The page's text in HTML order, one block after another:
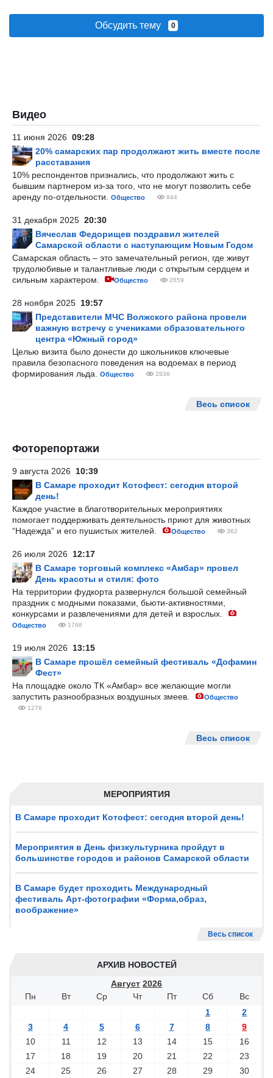
МЕРОПРИЯТИЯ
В Самаре проходит Котофест: сегодня второй день!
Мероприятия в День физкультурника пройдут в
большинстве городов и районов Самарской области
В Самаре будет проходить Международный
фестиваль Арт-фотографии «Форма,образ,
воображение»
Весь список
АРХИВ НОВОСТЕЙ
Август 2026
Пн
Вт Ср Чт Пт Сб
Вс
1
2
3
4 5 6 7 8
9
10
11 12 13 14 15
16
17
18 19 20 21 22
23
24
25 26 27 28 29 30
Обсудить тему 0
Видео
11 июня 2026 09:28
20% самарских пар продолжают жить вместе после
расставания
10% респондентов признались, что продолжают жить с
бывшим партнером из-за того, что не могут позволить себе
аренду по-отдельности.
Общество 844
31 декабря 2025 20:30
Вячеслав Федорищев поздравил жителей
Самарской области с наступающим Новым Годом
Самарская область – это замечательный регион, где живут
трудолюбивые и талантливые люди с открытым сердцем и
сильным характером.
Общество 2659
28 ноября 2025 19:57
Представители МЧС Волжского района провели
важную встречу с учениками образовательного
центра «Южный город»
Целью визита было донести до школьников ключевые
правила безопасного поведения на водоемах в период
формирования льда.
Общество 2836
Весь список
Фоторепортажи
9 августа 2026 10:39
В Самаре проходит Котофест: сегодня второй
день!
Каждое участие в благотворительных мероприятиях
помогает поддерживать деятельность приют для животных
“Надежда” и его пушистых жителей.
Общество 362
26 июля 2026 12:17
В Самаре торговый комплекс «Амбар» провел
День красоты и стиля: фото
На территории фудкорта развернулся большой семейный
праздник с модными показами, бьюти-активностями,
конкурсами и развлечениями для детей и взрослых.
Общество 1768
19 июля 2026 13:15
В Самаре прошёл семейный фестиваль «Дофамин
Фест»
На площадке около ТК «Амбар» все желающие могли
запустить разнообразных воздушных змеев.
Общество
1276
Весь список